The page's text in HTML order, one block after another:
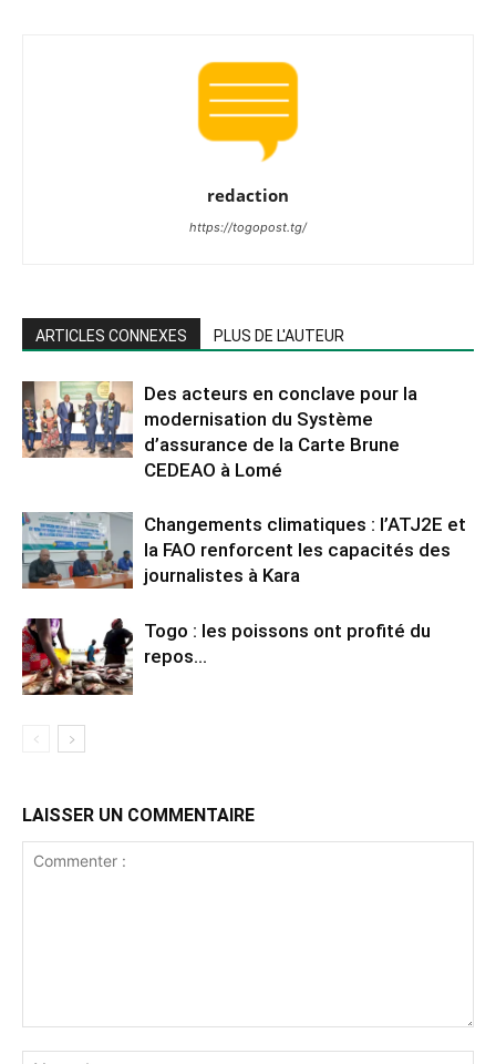
redaction
https://togopost.tg/
ARTICLES CONNEXES PLUS DE L'AUTEUR
Des acteurs en conclave pour la
modernisation du Système
d’assurance de la Carte Brune
CEDEAO à Lomé
Changements climatiques : l’ATJ2E et
la FAO renforcent les capacités des
journalistes à Kara
Togo : les poissons ont profité du
repos…
LAISSER UN COMMENTAIRE